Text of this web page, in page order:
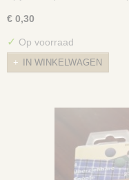
€ 0,30
✓ Op voorraad
IN WINKELWAGEN